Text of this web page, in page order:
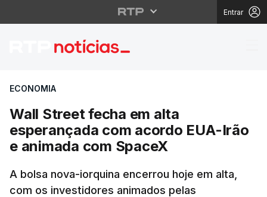
Entrar
Wall Street fecha em
ECONOMIA
Wall Street fecha em alta
esperançada com acordo EUA-Irão
e animada com SpaceX
A bolsa nova-iorquina encerrou hoje em alta,
com os investidores animados pelas